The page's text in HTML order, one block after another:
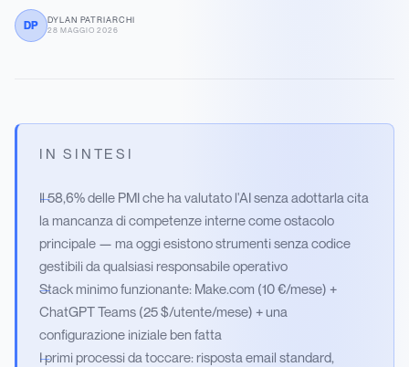
DP DYLAN PATRIARCHI
28 MAGGIO 2026
IN SINTESI
Il 58,6% delle PMI che ha valutato l'AI senza adottarla cita
la mancanza di competenze interne come ostacolo
principale — ma oggi esistono strumenti senza codice
gestibili da qualsiasi responsabile operativo
Stack minimo funzionante: Make.com (10 €/mese) +
ChatGPT Teams (25 $/utente/mese) + una
configurazione iniziale ben fatta
I primi processi da toccare: risposta email standard,